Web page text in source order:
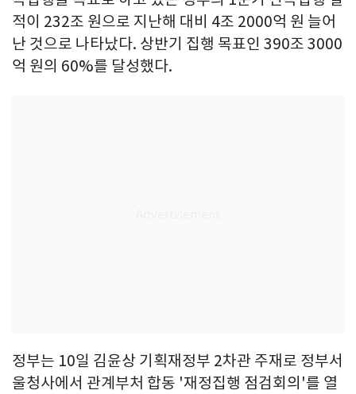
적이 232조 원으로 지난해 대비 4조 2000억 원 늘어
난 것으로 나타났다. 상반기 집행 목표인 390조 3000
억 원의 60%를 달성했다.
정부는 10일 김윤상 기획재정부 2차관 주재로 정부서
울청사에서 관계부처 합동 '재정집행 점검회의'를 열